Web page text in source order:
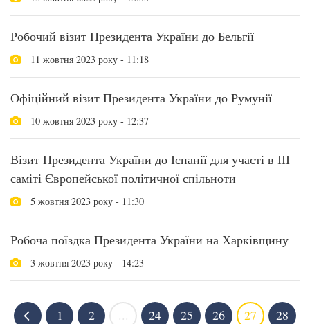
Робочий візит Президента України до Бельгії
11 жовтня 2023 року - 11:18
Офіційний візит Президента України до Румунії
10 жовтня 2023 року - 12:37
Візит Президента України до Іспанії для участі в ІІІ
саміті Європейської політичної спільноти
5 жовтня 2023 року - 11:30
Робоча поїздка Президента України на Харківщину
3 жовтня 2023 року - 14:23
1 2 24 25 26 27
28